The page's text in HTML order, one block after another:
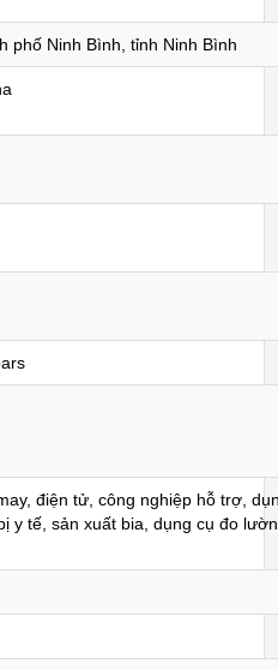
phố Ninh Bình, tỉnh Ninh Bình
điện tử, công nghiệp hỗ trợ,
y tế, sản xuất bia, dụng cụ đo